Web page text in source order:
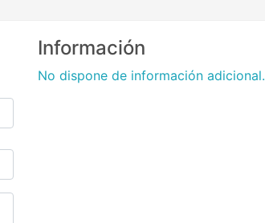
Información
No dispone de información adicional.